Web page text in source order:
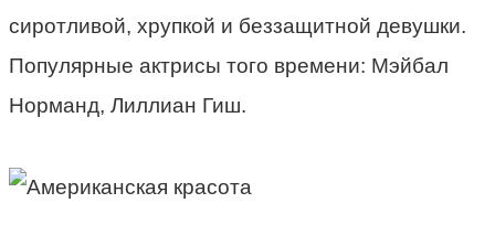
сиротливой, хрупкой и беззащитной девушки.
Популярные актрисы того времени: Мэйбал
Норманд, Лиллиан Гиш.